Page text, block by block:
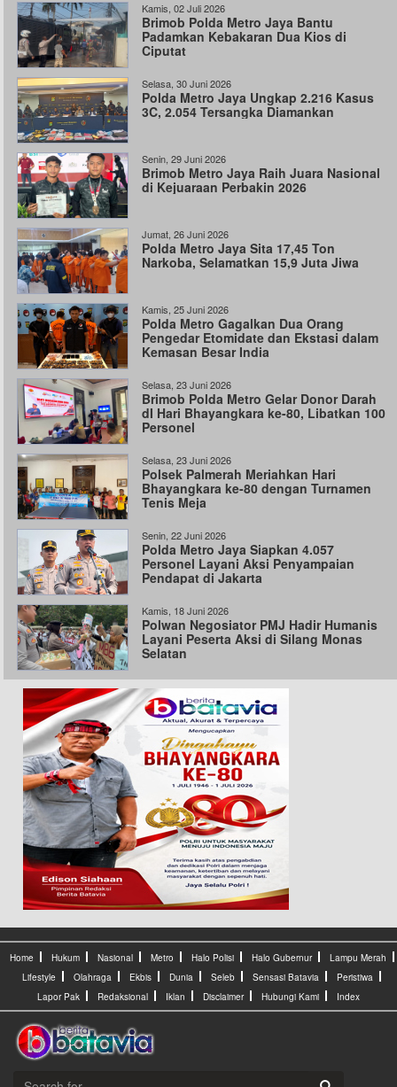
Kamis, 02 Juli 2026
Brimob Polda Metro Jaya Bantu
Padamkan Kebakaran Dua Kios di
Ciputat
Selasa, 30 Juni 2026
Polda Metro Jaya Ungkap 2.216 Kasus
3C, 2.054 Tersangka Diamankan
Senin, 29 Juni 2026
Brimob Metro Jaya Raih Juara Nasional
di Kejuaraan Perbakin 2026
Jumat, 26 Juni 2026
Polda Metro Jaya Sita 17,45 Ton
Narkoba, Selamatkan 15,9 Juta Jiwa
Kamis, 25 Juni 2026
Polda Metro Gagalkan Dua Orang
Pengedar Etomidate dan Ekstasi dalam
Kemasan Besar India
Selasa, 23 Juni 2026
Brimob Polda Metro Gelar Donor Darah
dI Hari Bhayangkara ke-80, Libatkan 100
Personel
Selasa, 23 Juni 2026
Polsek Palmerah Meriahkan Hari
Bhayangkara ke-80 dengan Turnamen
Tenis Meja
Senin, 22 Juni 2026
Polda Metro Jaya Siapkan 4.057
Personel Layani Aksi Penyampaian
Pendapat di Jakarta
Kamis, 18 Juni 2026
Polwan Negosiator PMJ Hadir Humanis
Layani Peserta Aksi di Silang Monas
Selatan
Home Hukum Nasional Metro Halo Polisi Halo Gubernur
Lampu Merah
Lifestyle
Olahraga Ekbis Dunia Seleb Sensasi Batavia
Peristiwa
Lapor Pak
Redaksional Iklan Disclaimer Hubungi Kami Index